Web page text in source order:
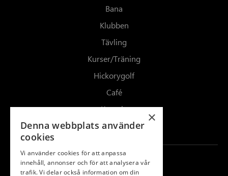
Bana
Klubben
Tävling
Kurser/Träning
Hickorygolf
Café
Kontakt
Kalender
Följ oss
×
Denna webbplats använder
cookies
Vi använder cookies för att anpassa
innehåll, annonser och för att analysera vår
trafik. Vi delar också information om din